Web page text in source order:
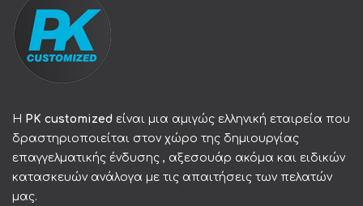
Η PK customized είναι μια αμιγώς ελληνική εταιρεία που
δραστηριοποιείται στον χώρο της δημιουργίας
επαγγελματικής ένδυσης , αξεσουάρ ακόμα και ειδικών
κατασκευών ανάλογα με τις απαιτήσεις των πελατών
μας.